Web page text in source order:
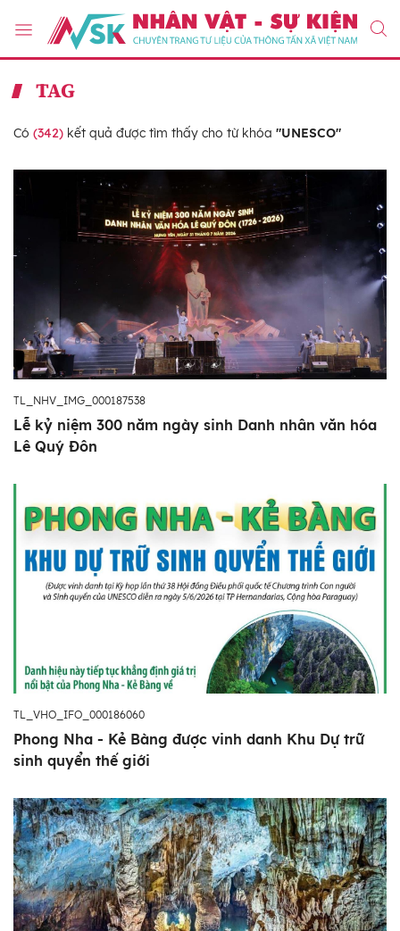
TAG
Có (342) kết quả được tìm thấy cho từ khóa "UNESCO"
TL_NHV_IMG_000187538
Lễ kỷ niệm 300 năm ngày sinh Danh nhân văn hóa
Lê Quý Đôn
TL_VHO_IFO_000186060
Phong Nha - Kẻ Bàng được vinh danh Khu Dự trữ
sinh quyển thế giới